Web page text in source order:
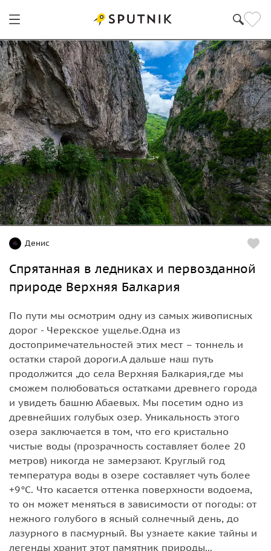
Денис
Спрятанная в ледниках и первозданной
природе Верхняя Балкария
По пути мы осмотрим одну из самых живописных
дорог - Черекское ущелье.Одна из
достопримечательностей этих мест – тоннель и
остатки старой дороги.А дальше наш путь
продолжится ,до села Верхняя Балкария,где мы
сможем полюбоваться остатками древнего города
и увидеть башню Абаевых. Мы посетим одно из
древнейших голубых озер. Уникальность этого
озера заключается в том, что его кристально
чистые воды (прозрачность составляет более 20
метров) никогда не замерзают. Круглый год
температура воды в озере составляет чуть более
+9°C. Что касается оттенка поверхности водоема,
то он может меняться в зависимости от погоды: от
нежного голубого в ясный солнечный день, до
лазурного в пасмурный. Вы узнаете какие тайны и
легенды хранит этот памятник природы...